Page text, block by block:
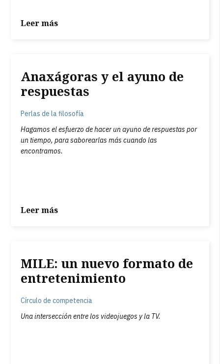
Leer más
Anaxágoras y el ayuno de
respuestas
Perlas de la filosofía
Hagamos el esfuerzo de hacer un ayuno de respuestas por
un tiempo, para saborearlas más cuando las
encontramos.
Leer más
MILE: un nuevo formato de
entretenimiento
Círculo de competencia
Una intersección entre los videojuegos y la TV.